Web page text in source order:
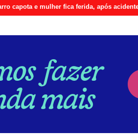
capota e mulher fica ferida, após